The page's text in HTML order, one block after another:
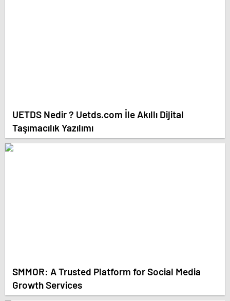
UETDS Nedir ? Uetds.com İle Akıllı Dijital
Taşımacılık Yazılımı
SMMOR: A Trusted Platform for Social Media
Growth Services